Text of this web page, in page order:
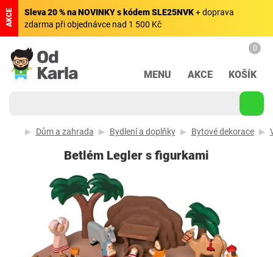
AKCE Sleva 20 % na NOVINKY s kódem SLE25NVK+ doprava
zdarma při objednávce nad 1 500 Kč
MENU AKCE
0
KOŠÍK
Dům a zahrada Bydlení a doplňky Bytové dekorace
Betlém Legler s figurkami